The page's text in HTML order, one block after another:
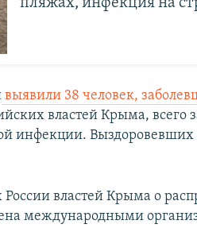
пляжах, инфекция на
выявили 38 человек,
властей Крыма, всего
инфекции. Выздоровевших
властей Крыма о
международными